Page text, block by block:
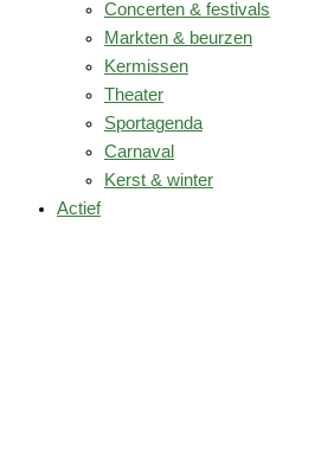
Concerten & festivals
Markten & beurzen
Kermissen
Theater
Sportagenda
Carnaval
Kerst & winter
Actief